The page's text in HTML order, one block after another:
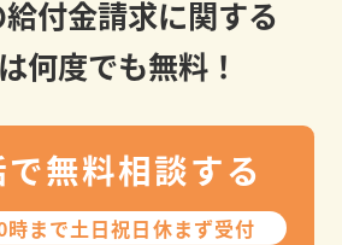
付金請求に関する
何度でも無料！
無料相談する
まで⼟⽇祝⽇休まず受付